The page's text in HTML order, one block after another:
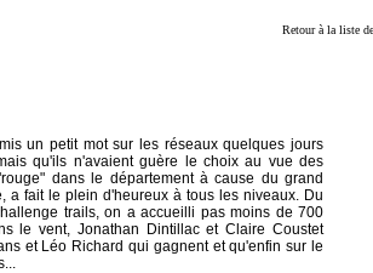
Retour à la liste
un petit mot sur les réseaux quelques jours
qu'ils n'avaient guère le choix au vue des
dans le département à cause du grand
a fait le plein d'heureux à tous les niveaux. Du
trails, on a accueilli pas moins de 700
le vent, Jonathan Dintillac et Claire Coustet
et Léo Richard qui gagnent et qu'enfin sur le